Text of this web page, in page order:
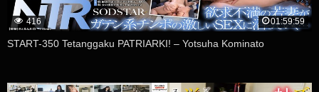
416 01:59:59
START-350 Tetanggaku PATRIARKI! – Yotsuha Kominato